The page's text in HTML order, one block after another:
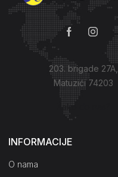
203. brigade 27A,
Matuzići 74203
Kako do nas?
INFORMACIJE
O nama